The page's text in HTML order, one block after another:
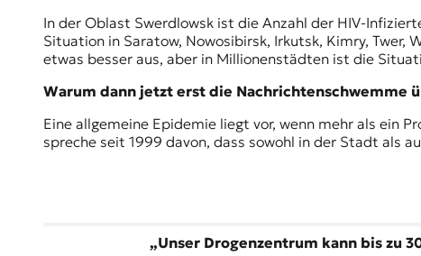
In der Oblast Swerdlowsk ist die Anzahl der HIV-
Situation in Saratow, Nowosibirsk, Irkutsk, Kimry, Twer,
etwas besser aus, aber in Millionenstädten ist die
Warum dann jetzt erst die Nachrichtenschwemme
Еine allgemeine Epidemie liegt vor, wenn mehr als ein
spreche seit 1999 davon, dass sowohl in der Stadt als
„Unser Drogenzentrum kann bis zu